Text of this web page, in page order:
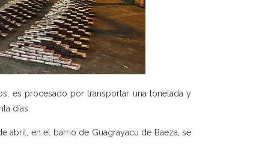
es procesado por transportar una tonelada y
días.
abril, en el barrio de Guagrayacu de Baeza, se